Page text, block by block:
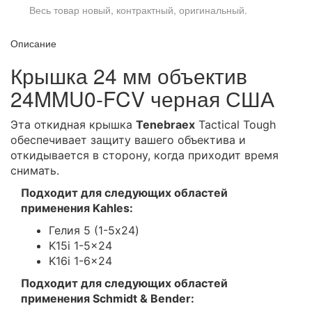
Весь товар новый, контрактный, оригинальный.
Описание
Крышка 24 мм объектив
24MMU0-FCV черная США
Эта откидная крышка Tenebraex Tactical Tough
обеспечивает защиту вашего объектива и
откидывается в сторону, когда приходит время
снимать.
Подходит для следующих областей
применения Kahles:
Гелия 5 (1-5x24)
K15i 1-5x24
K16i 1-6x24
Подходит для следующих областей
применения Schmidt & Bender: